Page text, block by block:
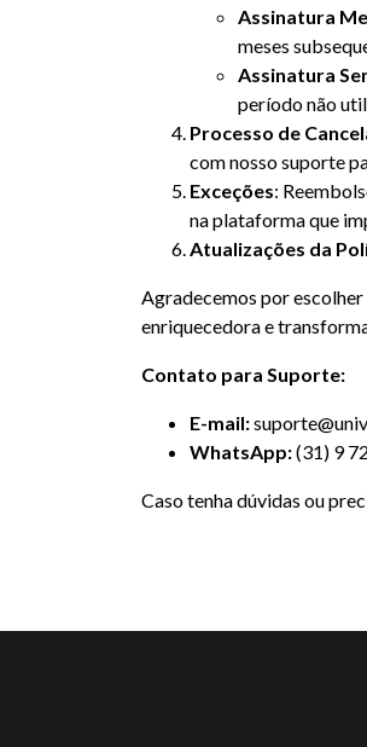
Assinatura
meses
Assinatura
período não
Processo de
com nosso suporte
Exceções:
na plataforma que
Atualizações da
Agradecemos por
enriquecedora e
Contato para Suporte:
E-mail:
WhatsApp:(31) 9
Caso tenha dúvidas ou